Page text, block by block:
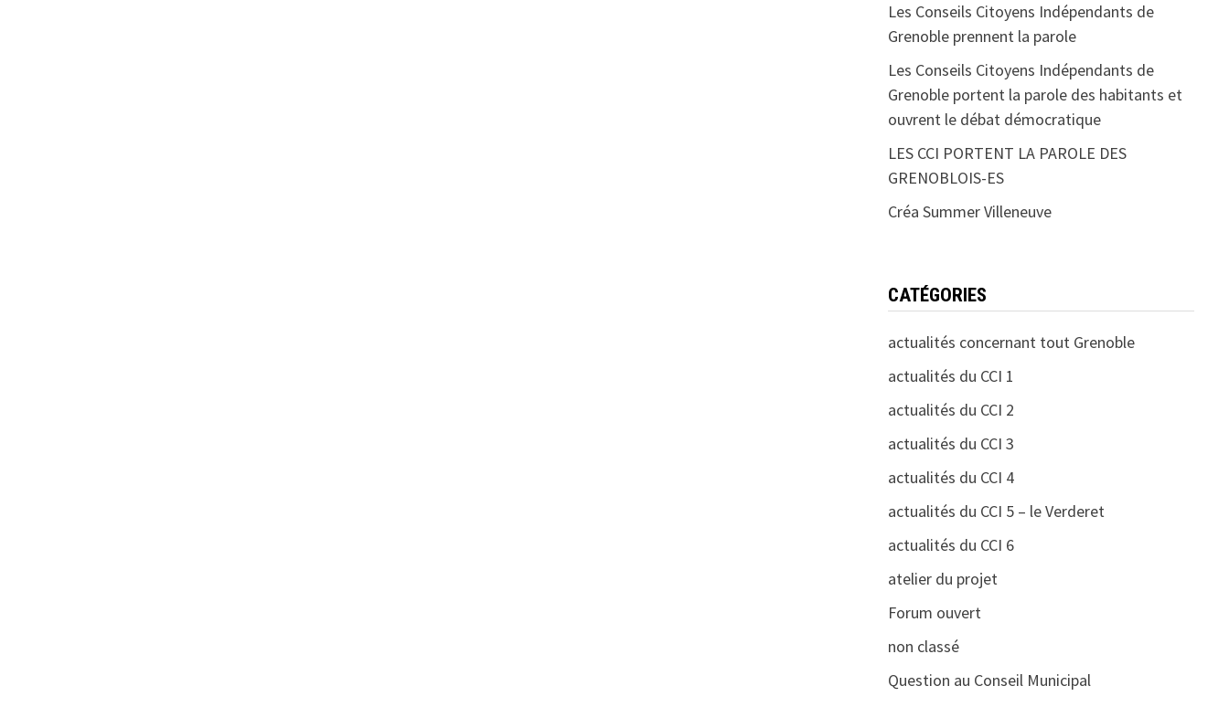
Les Conseils Citoyens Indépendants de
Grenoble prennent la parole
Les Conseils Citoyens Indépendants de
Grenoble portent la parole des habitants et
ouvrent le débat démocratique
LES CCI PORTENT LA PAROLE DES
GRENOBLOIS-ES
Créa Summer Villeneuve
CATÉGORIES
actualités concernant tout Grenoble
actualités du CCI 1
actualités du CCI 2
actualités du CCI 3
actualités du CCI 4
actualités du CCI 5 – le Verderet
actualités du CCI 6
atelier du projet
Forum ouvert
non classé
Question au Conseil Municipal